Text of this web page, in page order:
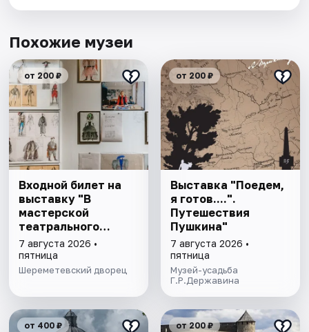
Похожие музеи
от 200 ₽
Входной билет на
выставку "В
мастерской
театрального
художника"
7 августа 2026 •
пятница
Шереметевский дворец
от 200 ₽
Выставка "Поедем,
я готов....".
Путешествия
Пушкина"
7 августа 2026 •
пятница
Музей-усадьба
Г.Р.Державина
от 400 ₽ от 200 ₽